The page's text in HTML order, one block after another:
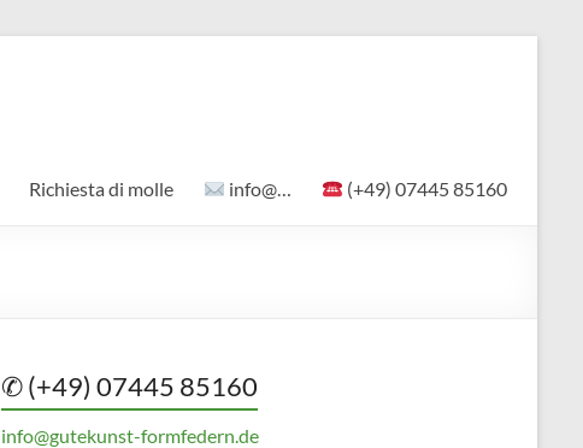
Richiesta di molle info@… (+49) 07445 85160
✆ (+49) 07445 85160
info@gutekunst-formfedern.de